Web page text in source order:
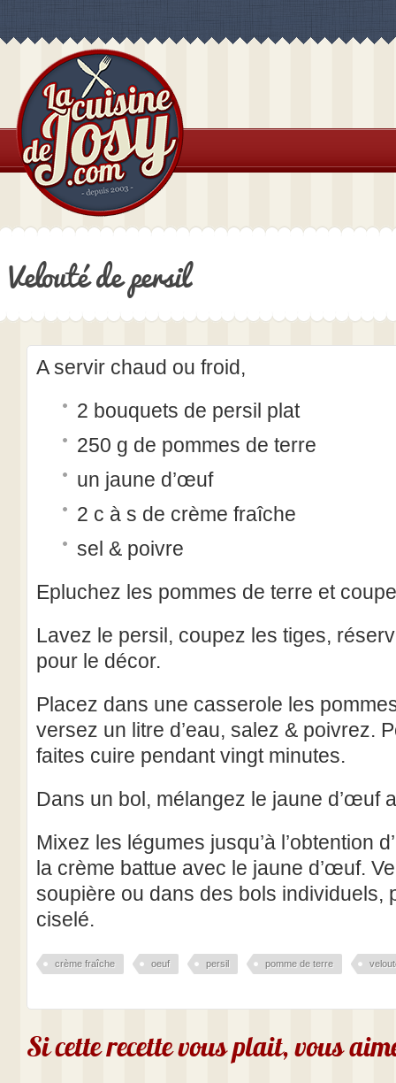
Velouté de persil
A servir chaud ou froid,
2 bouquets de persil plat
250 g de pommes de terre
un jaune d’œuf
2 c à s de crème fraîche
sel & poivre
Epluchez les pommes de terre et
Lavez le persil, coupez les tiges,
pour le décor.
Placez dans une casserole les
versez un litre d’eau, salez & poivrez.
faites cuire pendant vingt minutes.
Dans un bol, mélangez le jaune d’œuf
Mixez les légumes jusqu’à l’obtention
la crème battue avec le jaune d’œuf.
soupière ou dans des bols individuels,
ciselé.
crème fraîche oeuf persil pomme de terre
Si cette recette vous plait, vous